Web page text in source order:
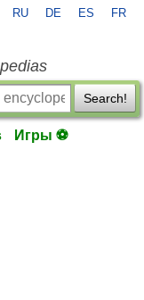
RU DE ES FR
Search!
Игры ⚽